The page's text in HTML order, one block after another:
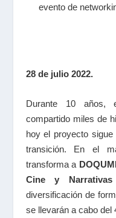
evento de
28 de julio 2022.
Durante 10 años,
compartido miles de
hoy el proyecto
transición. En el
transforma a
Cine y
diversificación de
se llevarán a cabo del